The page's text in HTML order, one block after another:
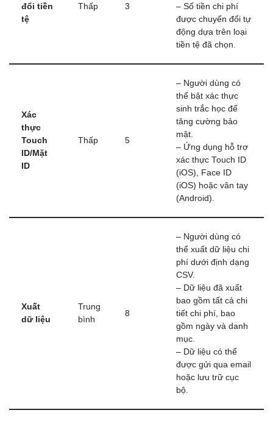
đổi tiền
tệ
Thấp 3
– Số tiền chi phí
được chuyển đổi tự
động dựa trên loại
tiền tệ đã chọn.
Xác
thực
Touch
ID/Mặt
ID
Thấp 5
– Người dùng có
thể bật xác thực
sinh trắc học để
tăng cường bảo
mật.
– Ứng dụng hỗ trợ
xác thực Touch ID
(iOS), Face ID
(iOS) hoặc vân tay
(Android).
Xuất
dữ liệu
Trung
bình
8
– Người dùng có
thể xuất dữ liệu chi
phí dưới định dạng
CSV.
– Dữ liệu đã xuất
bao gồm tất cả chi
tiết chi phí, bao
gồm ngày và danh
mục.
– Dữ liệu có thể
được gửi qua email
hoặc lưu trữ cục
bộ.